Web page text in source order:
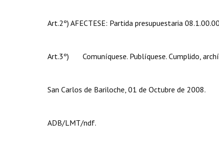
Art.2º) AFECTESE: Partida presupuestaria
Art.3º) Comuníquese. Publíquese. Cumplido,
San Carlos de Bariloche, 01 de Octubre de 2008.
ADB/LMT/ndf.